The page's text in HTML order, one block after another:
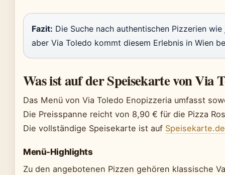
Fazit: Die Suche nach authentischen Pizzerien
aber Via Toledo kommt diesem Erlebnis in Wien
Was ist auf der Speisekarte von Via
Das Menü von Via Toledo Enopizzeria umfasst
Die Preisspanne reicht von 8,90 € für die Pizza
Die vollständige Speisekarte ist auf Speisekarte.de
Menü-Highlights
Zu den angebotenen Pizzen gehören klassische